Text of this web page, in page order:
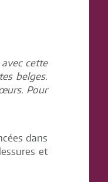
cette
belges.
Pour
dans
et